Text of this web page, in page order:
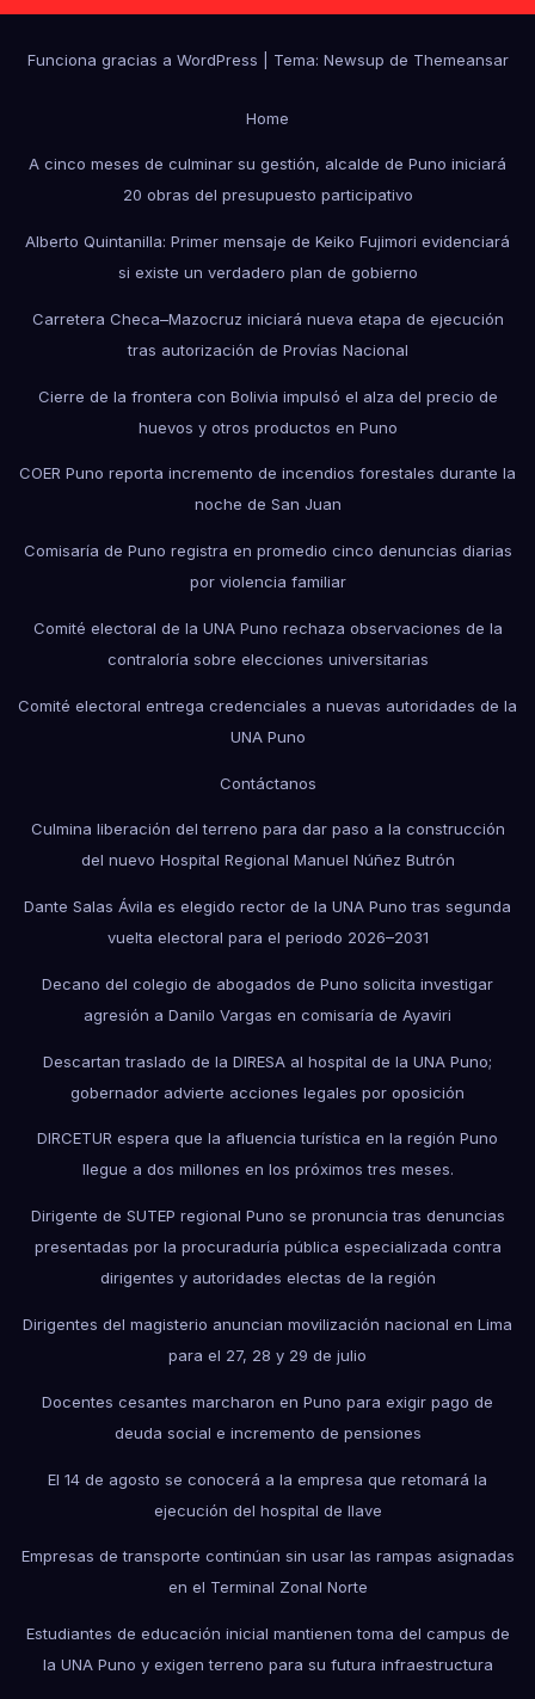
Funciona gracias a WordPress Tema: Newsup de Themeansar
Home
A cinco meses de culminar su gestión, alcalde de Puno iniciará
20 obras del presupuesto participativo
Alberto Quintanilla: Primer mensaje de Keiko Fujimori evidenciará
si existe un verdadero plan de gobierno
Carretera Checa–Mazocruz iniciará nueva etapa de ejecución
tras autorización de Provías Nacional
Cierre de la frontera con Bolivia impulsó el alza del precio de
huevos y otros productos en Puno
COER Puno reporta incremento de incendios forestales durante la
noche de San Juan
Comisaría de Puno registra en promedio cinco denuncias diarias
por violencia familiar
Comité electoral de la UNA Puno rechaza observaciones de la
contraloría sobre elecciones universitarias
Comité electoral entrega credenciales a nuevas autoridades de la
UNA Puno
Contáctanos
Culmina liberación del terreno para dar paso a la construcción
del nuevo Hospital Regional Manuel Núñez Butrón
Dante Salas Ávila es elegido rector de la UNA Puno tras segunda
vuelta electoral para el periodo 2026–2031
Decano del colegio de abogados de Puno solicita investigar
agresión a Danilo Vargas en comisaría de Ayaviri
Descartan traslado de la DIRESA al hospital de la UNA Puno;
gobernador advierte acciones legales por oposición
DIRCETUR espera que la afluencia turística en la región Puno
llegue a dos millones en los próximos tres meses.
Dirigente de SUTEP regional Puno se pronuncia tras denuncias
presentadas por la procuraduría pública especializada contra
dirigentes y autoridades electas de la región
Dirigentes del magisterio anuncian movilización nacional en Lima
para el 27, 28 y 29 de julio
Docentes cesantes marcharon en Puno para exigir pago de
deuda social e incremento de pensiones
El 14 de agosto se conocerá a la empresa que retomará la
ejecución del hospital de Ilave
Empresas de transporte continúan sin usar las rampas asignadas
en el Terminal Zonal Norte
Estudiantes de educación inicial mantienen toma del campus de
la UNA Puno y exigen terreno para su futura infraestructura